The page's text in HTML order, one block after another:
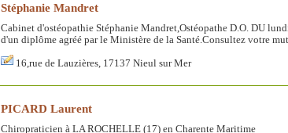
Stéphanie Mandret
Cabinet d'ostéopathie Stéphanie Mandret,Ostéopathe D.O. DU
d'un diplôme agréé par le Ministère de la Santé.Consultez votre
16,rue de Lauzières, 17137 Nieul sur Mer
PICARD Laurent
Chiropraticien à LA ROCHELLE (17) en Charente Maritime